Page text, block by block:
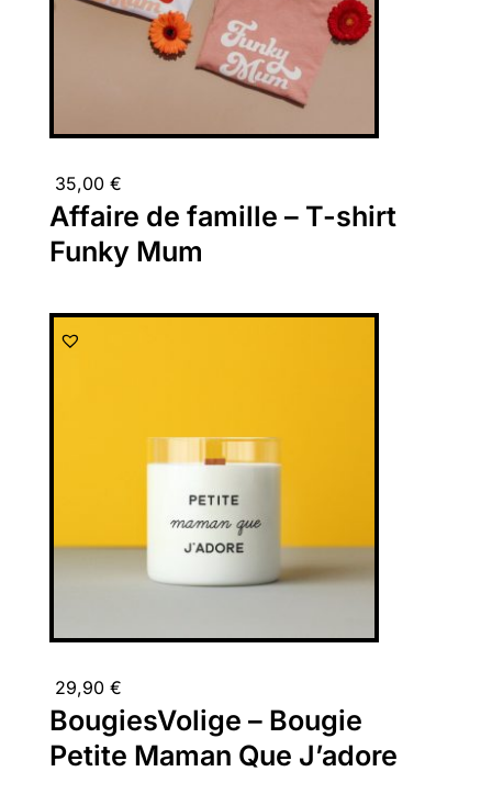
35,00 €
Affaire de famille – T-shirt
Funky Mum
29,90 €
BougiesVolige – Bougie
Petite Maman Que J’adore